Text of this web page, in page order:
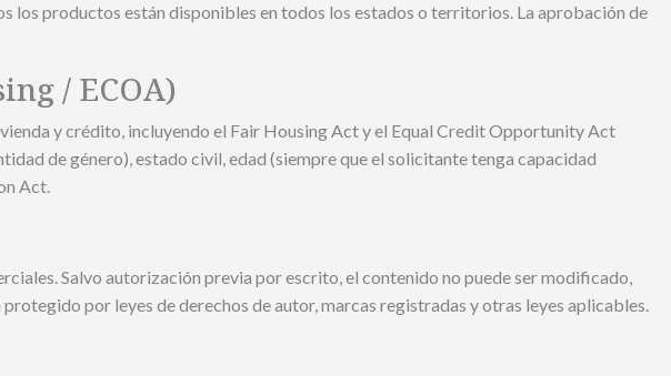
productos están disponibles en todos los estados o territorios. La aprobación de
/ ECOA)
y crédito, incluyendo el Fair Housing Act y el Equal Credit Opportunity Act
de género), estado civil, edad (siempre que el solicitante tenga capacidad
Act.
Salvo autorización previa por escrito, el contenido no puede ser modificado,
por leyes de derechos de autor, marcas registradas y otras leyes aplicables.